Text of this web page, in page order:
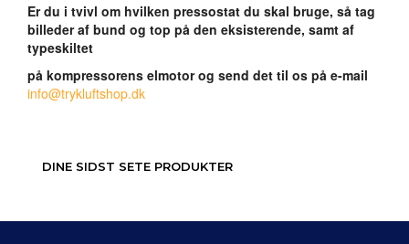
Er du i tvivl om hvilken pressostat du skal bruge, så tag
billeder af bund og top på den eksisterende, samt af
typeskiltet
på kompressorens elmotor og send det til os på e-mail
info@trykluftshop.dk
DINE SIDST SETE PRODUKTER